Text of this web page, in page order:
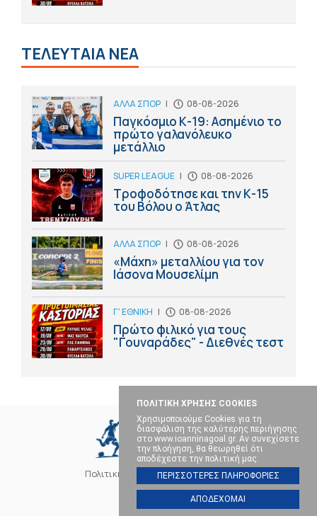
ΠΟΛΙΤΙΚΗ ΧΡΗΣΗΣ COOKIES
Χρησιμοποιούμε Cookies για τη
διασφάλιση της καλύτερης περιήγησης
στο www.ioanninagoal.gr. Αν συνεχίσετε
την πλοήγηση, θα θεωρηθεί ότι
αποδέχεστε την πολιτική μας.
ΠΕΡΙΣΣΟΤΕΡΕΣ ΠΛΗΡΟΦΟΡΙΕΣ
ΑΠΟΔΕΧΟΜΑΙ
ΤΕΛΕΥΤΑΙΑ ΝΕΑ
ΑΛΛΑ ΣΠΟΡ | 08-08-2026
Παγκόσμιο Κ-19: Ασημένιο το
πρώτο γαλανόλευκο
μετάλλιο
SUPER LEAGUE | 08-08-2026
Τροφοδότησε και την Κ-15
του Βόλου ο Άτλας
ΑΛΛΑ ΣΠΟΡ | 08-08-2026
«Μάχη» μεταλλίου για τον
Ιάσονα Μουσελίμη
Γ' ΕΘΝΙΚΗ | 08-08-2026
Πρώτο φιλικό για τους
"Γουναράδες" - Διεθνές τεστ
Πολιτική Cookies Επικοινωνία
SOCIAL MEDIA